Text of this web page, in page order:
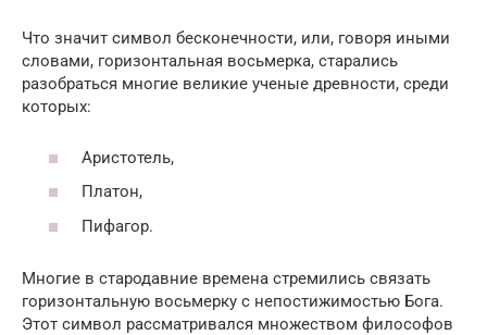
Что значит символ бесконечности, или, говоря иными
словами, горизонтальная восьмерка, старались
разобраться многие великие ученые древности, среди
которых:
Аристотель,
Платон,
Пифагор.
Многие в стародавние времена стремились связать
горизонтальную восьмерку с непостижимостью Бога.
Этот символ рассматривался множеством философов